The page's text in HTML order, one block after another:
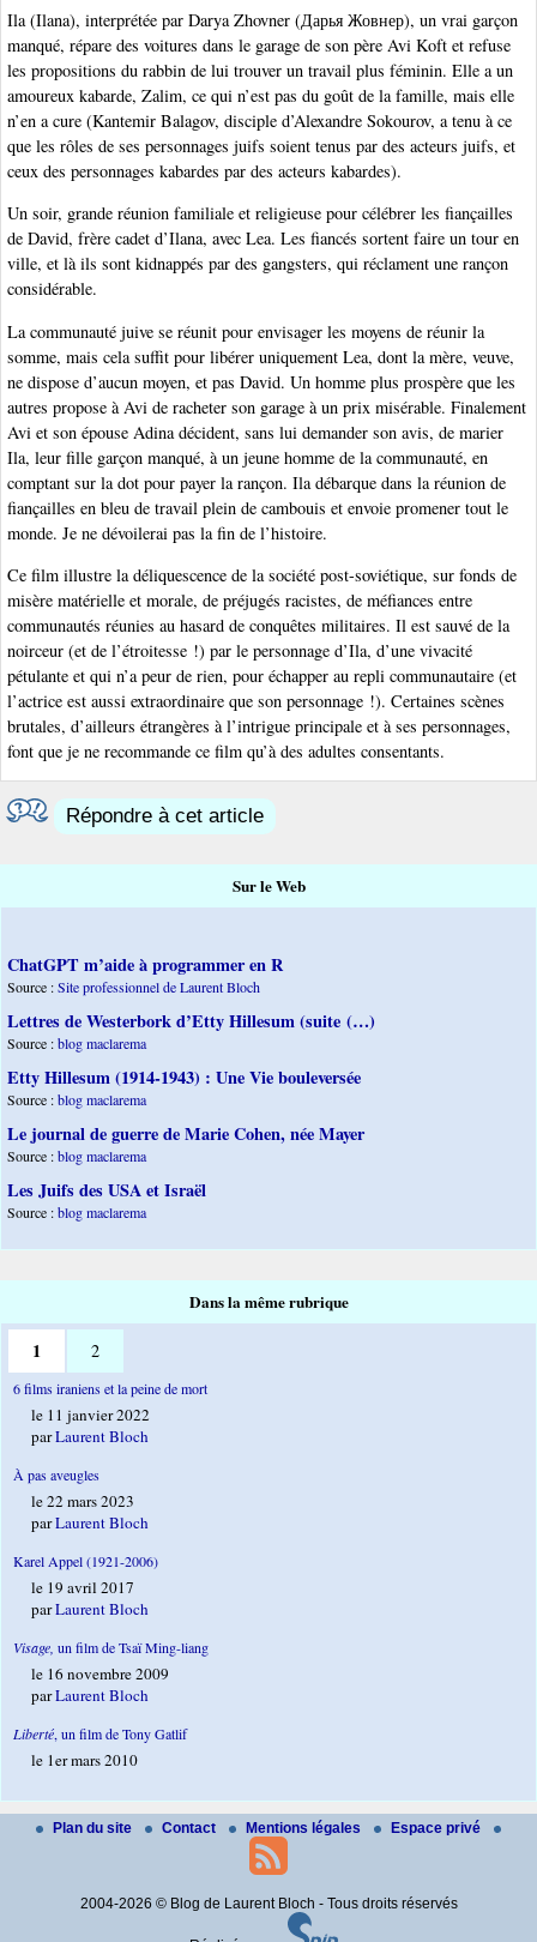
Ila (Ilana), interprétée par Darya Zhovner (Дарья Жовнер), un vrai garçon
manqué, répare des voitures dans le garage de son père Avi Koft et refuse
les propositions du rabbin de lui trouver un travail plus féminin. Elle a un
amoureux kabarde, Zalim, ce qui n’est pas du goût de la famille, mais elle
n’en a cure (Kantemir Balagov, disciple d’Alexandre Sokourov, a tenu à ce
que les rôles de ses personnages juifs soient tenus par des acteurs juifs, et
ceux des personnages kabardes par des acteurs kabardes).
Un soir, grande réunion familiale et religieuse pour célébrer les fiançailles
de David, frère cadet d’Ilana, avec Lea. Les fiancés sortent faire un tour en
ville, et là ils sont kidnappés par des gangsters, qui réclament une rançon
considérable.
La communauté juive se réunit pour envisager les moyens de réunir la
somme, mais cela suffit pour libérer uniquement Lea, dont la mère, veuve,
ne dispose d’aucun moyen, et pas David. Un homme plus prospère que les
autres propose à Avi de racheter son garage à un prix misérable. Finalement
Avi et son épouse Adina décident, sans lui demander son avis, de marier
Ila, leur fille garçon manqué, à un jeune homme de la communauté, en
comptant sur la dot pour payer la rançon. Ila débarque dans la réunion de
fiançailles en bleu de travail plein de cambouis et envoie promener tout le
monde. Je ne dévoilerai pas la fin de l’histoire.
Ce film illustre la déliquescence de la société post-soviétique, sur fonds de
misère matérielle et morale, de préjugés racistes, de méfiances entre
communautés réunies au hasard de conquêtes militaires. Il est sauvé de la
noirceur (et de l’étroitesse !) par le personnage d’Ila, d’une vivacité
pétulante et qui n’a peur de rien, pour échapper au repli communautaire (et
l’actrice est aussi extraordinaire que son personnage !). Certaines scènes
brutales, d’ailleurs étrangères à l’intrigue principale et à ses personnages,
font que je ne recommande ce film qu’à des adultes consentants.
Répondre à cet article
Sur le Web
ChatGPT m’aide à programmer en R
Source :Site professionnel de Laurent Bloch
Lettres de Westerbork d’Etty Hillesum (suite (…)
Source :blog maclarema
Etty Hillesum (1914-1943) : Une Vie bouleversée
Source :blog maclarema
Le journal de guerre de Marie Cohen, née Mayer
Source :blog maclarema
Les Juifs des USA et Israël
Source :blog maclarema
Dans la même rubrique
1 2
6 films iraniens et la peine de mort
le 11 janvier 2022
parLaurent Bloch
À pas aveugles
le 22 mars 2023
parLaurent Bloch
Karel Appel (1921-2006)
le 19 avril 2017
parLaurent Bloch
Visage, un film de Tsaï Ming-liang
le 16 novembre 2009
parLaurent Bloch
Liberté, un film de Tony Gatlif
le 1er mars 2010
Plan du site Contact Mentions légales Espace privé
2004-2026 © Blog de Laurent Bloch - Tous droits réservés